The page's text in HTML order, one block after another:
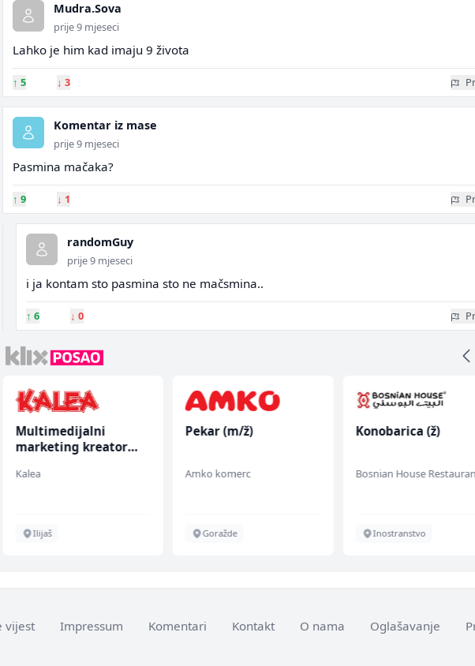
Mudra.Sova
prije 9 mjeseci
Lahko je him kad imaju 9 života
↑ 5 ↓ 3
Komentar iz mase
prije 9 mjeseci
Pasmina mačaka?
↑ 9 ↓ 1
randomGuy
prije 9 mjeseci
i ja kontam sto pasmina sto ne mačsmina..
↑ 6 ↓ 0
Multimedijalni
marketing kreator
Kalea
Ilijaš
Pekar (m/ž)
Amko komerc
Goražde
Konobarica (ž)
Bosnian House
Inostranstvo
vijest Impressum Komentari Kontakt O nama Oglašavanje